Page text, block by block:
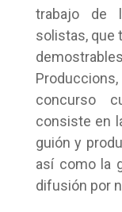
trabajo de
solistas, que
concurso
consiste en
guión y
así como la
difusión por